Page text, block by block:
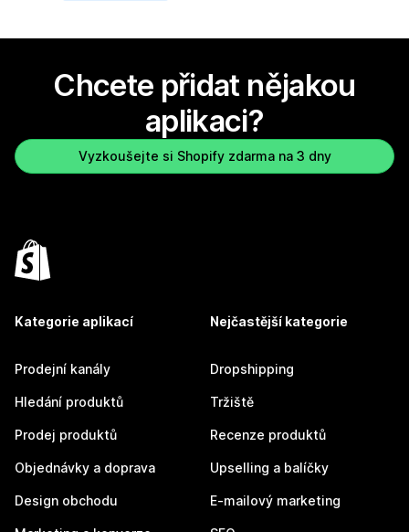
Chcete přidat nějakou
aplikaci?
Vyzkoušejte si Shopify zdarma na 3 dny
Kategorie aplikací
Prodejní kanály
Hledání produktů
Prodej produktů
Objednávky a doprava
Design obchodu
Nejčastější kategorie
Dropshipping
Tržiště
Recenze produktů
Upselling a balíčky
E-mailový marketing